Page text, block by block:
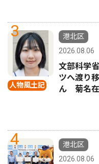
3
人物風土記
港北区
2026.08.06
文部科学
ツへ渡り
ん 菊名
4
港北区
2026.08.06